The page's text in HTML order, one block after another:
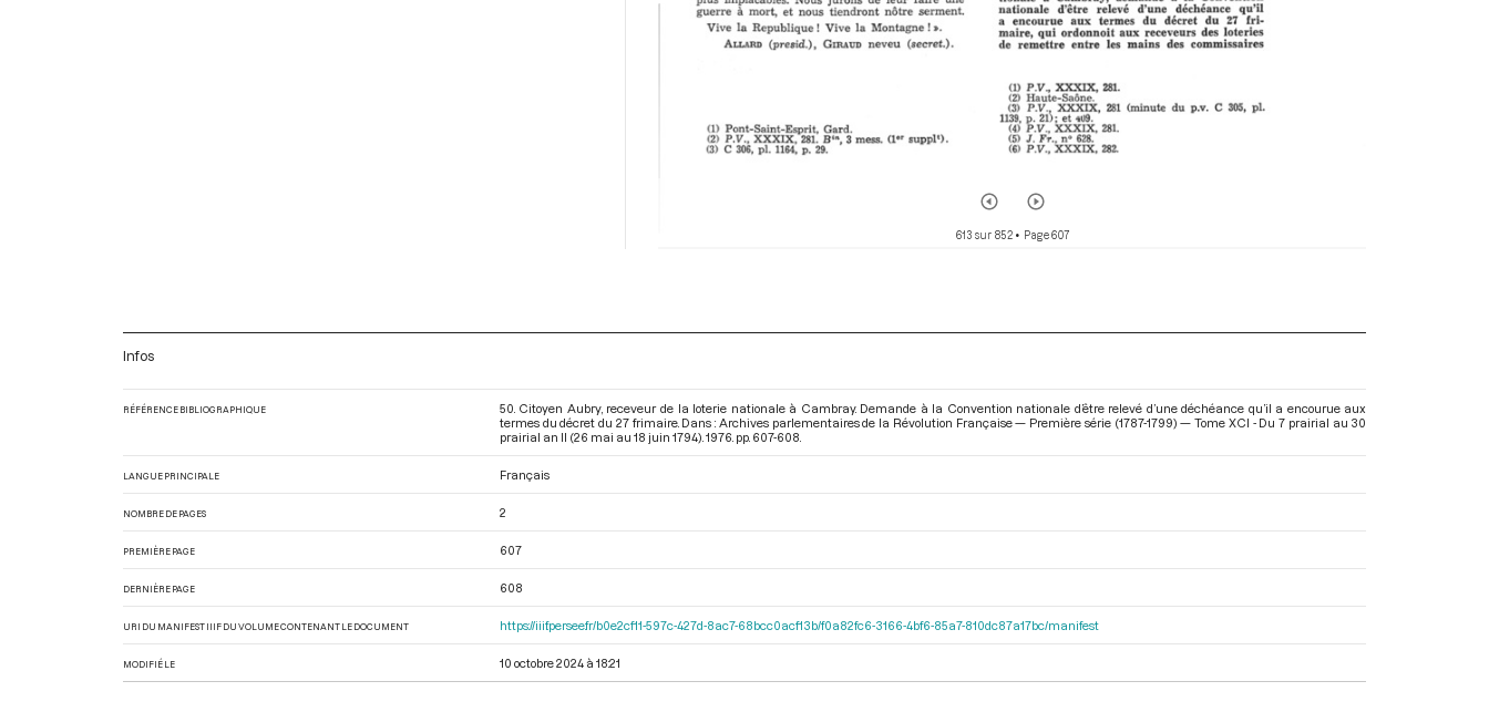
613 sur 852• Page 607
Infos
RÉFÉRENCE BIBLIOGRAPHIQUE
50. Citoyen Aubry, receveur de la loterie nationale à Cambray. Demande à la Convention nationale d’être relevé d’une déchéance qu’il a encourue aux
termes du décret du 27 frimaire. Dans : Archives parlementaires de la Révolution Française — Première série (1787-1799) — Tome XCI - Du 7 prairial au 30
prairial an II (26 mai au 18 juin 1794) . 1976. pp. 607-608.
LANGUE PRINCIPALE Français
NOMBRE DE PAGES 2
PREMIÈRE PAGE 607
DERNIÈRE PAGE 608
URI DU MANIFEST IIIF DU VOLUME CONTENANT LE DOCUMENT https://iiif.persee.fr/b0e2cf11-597c-427d-8ac7-68bcc0acf13b/f0a82fc6-3166-4bf6-85a7-810dc87a17bc/manifest
MODIFIÉ LE 10 octobre 2024 à 18:21